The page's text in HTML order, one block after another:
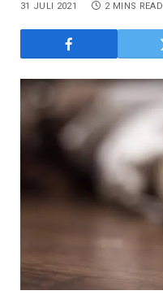
31 JULI 2021 2 MINS READ